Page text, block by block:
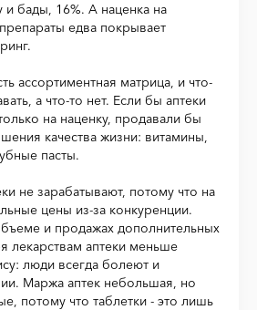
и бады, 16%. А наценка на
едва покрывает
ассортиментная матрица, и что-
а что-то нет. Если бы аптеки
на наценку, продавали бы
качества жизни: витамины,
пасты.
не зарабатывают, потому что на
цены из-за конкуренции.
и продажах дополнительных
лекарствам аптеки меньше
люди всегда болеют и
Маржа аптек небольшая, но
потому что таблетки - это лишь